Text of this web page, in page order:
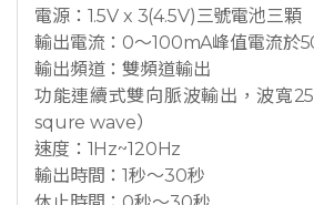
電源：1.5V x 3(4.5V)三號電池三顆
輸出電流：0～100mA峰值電流於
輸出頻道：雙頻道輸出
功能連續式雙向脈波輸出，波寬
squre wave）
速度：1Hz~120Hz
輸出時間：1秒～30秒